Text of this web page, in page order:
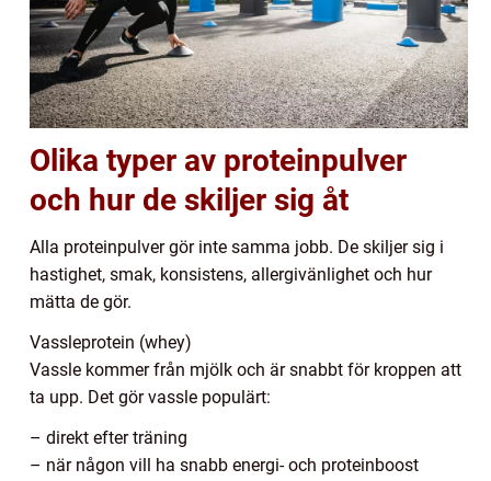
Olika typer av proteinpulver
och hur de skiljer sig åt
Alla proteinpulver gör inte samma jobb. De skiljer sig i
hastighet, smak, konsistens, allergivänlighet och hur
mätta de gör.
Vassleprotein (whey)
Vassle kommer från mjölk och är snabbt för kroppen att
ta upp. Det gör vassle populärt:
– direkt efter träning
– när någon vill ha snabb energi- och proteinboost